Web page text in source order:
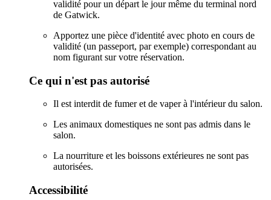
validité pour un départ le jour même du terminal nord
de Gatwick.
Apportez une pièce d'identité avec photo en cours de
validité (un passeport, par exemple) correspondant au
nom figurant sur votre réservation.
Ce qui n'est pas autorisé
Il est interdit de fumer et de vaper à l'intérieur du salon.
Les animaux domestiques ne sont pas admis dans le
salon.
La nourriture et les boissons extérieures ne sont pas
autorisées.
Accessibilité